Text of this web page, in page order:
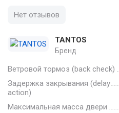
Нет отзывов
TANTOS
Бренд
Ветровой тормоз (back check)
Задержка закрывания (delay
action)
Максимальная масса двери